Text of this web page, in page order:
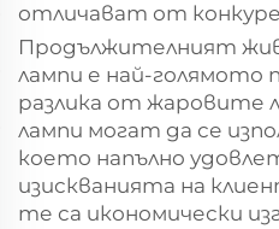
отличават от
Продължителният
лампи е най-голямото
разлика от жаровите
лампи могат да се
което напълно
изискванията на
те са икономически